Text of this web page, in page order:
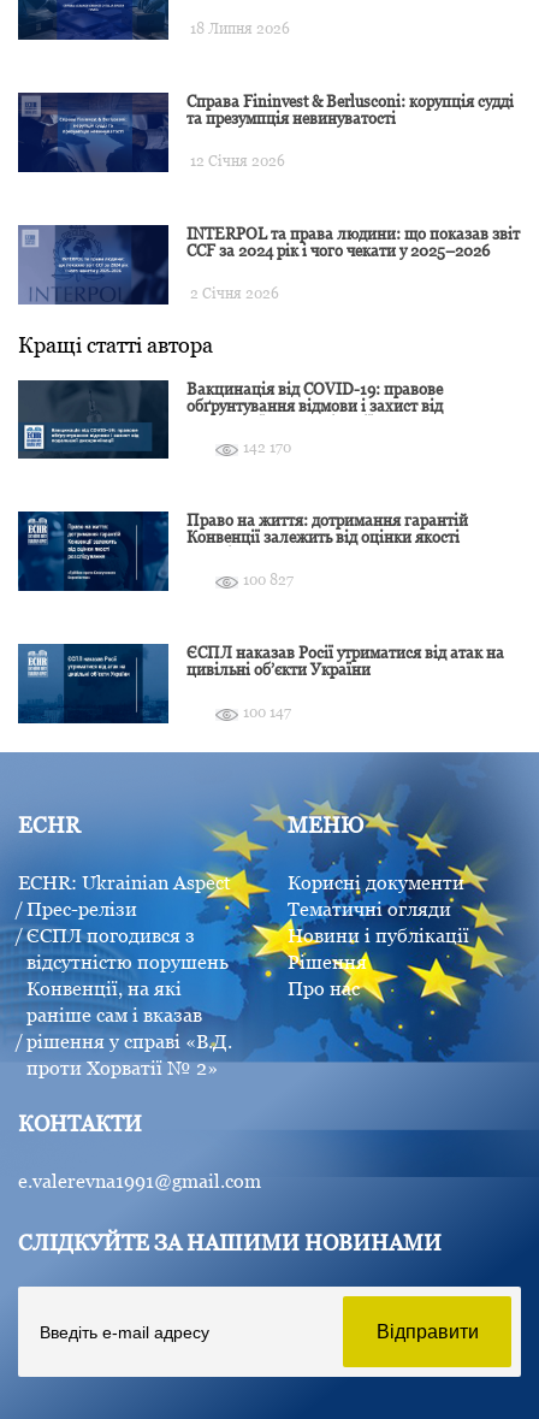
18 Липня 2026
Справа Fininvest & Berlusconi: корупція судді
та презумпція невинуватості
12 Січня 2026
INTERPOL та права людини: що показав звіт
CCF за 2024 рік і чого чекати у 2025–2026
2 Січня 2026
Кращі статті автора
Вакцинація від COVID-19: правове
обґрунтування відмови і захист від
142 170
Право на життя: дотримання гарантій
Конвенції залежить від оцінки якості
100 827
ЄСПЛ наказав Росії утриматися від атак на
цивільні об’єкти України
100 147
ECHR
ECHR: Ukrainian Aspect
Прес-релізи
ЄСПЛ погодився з
відсутністю порушень
Конвенції, на які
раніше сам і вказав
рішення у справі «В.Д.
проти Хорватії № 2»
МЕНЮ
Корисні документи
Тематичні огляди
Новини і публікації
Рішення
Про нас
КОНТАКТИ
e.valerevna1991@gmail.com
СЛІДКУЙТЕ ЗА НАШИМИ НОВИНАМИ